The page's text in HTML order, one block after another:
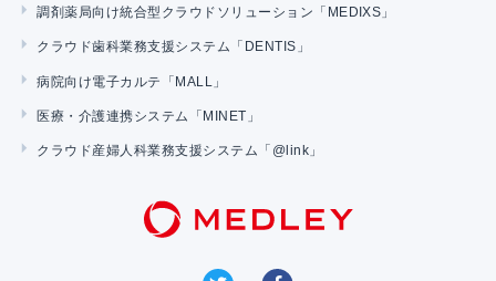
調剤薬局向け統合型クラウドソリューション「MEDIXS」
クラウド歯科業務支援システム「DENTIS」
病院向け電子カルテ「MALL」
医療・介護連携システム「MINET」
クラウド産婦人科業務支援システム「@link」